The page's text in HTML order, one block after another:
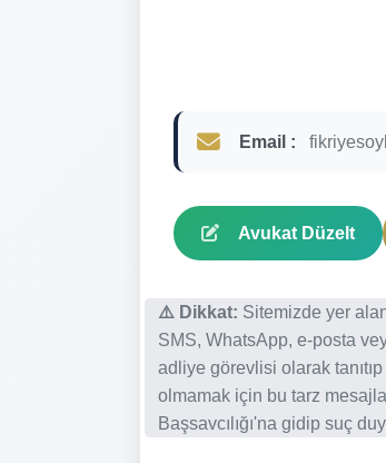
Email :
Avukat Düzelt
⚠️ Dikkat: Sitemizde yer
SMS, WhatsApp, e-posta
adliye görevlisi olarak
olmamak için bu tarz
Başsavcılığı'na gidip suç